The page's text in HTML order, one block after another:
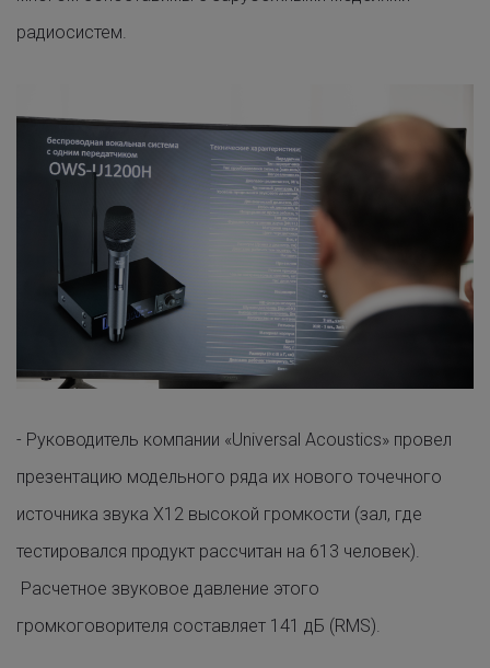
радиосистем.
- Руководитель компании «Universal Acoustics» провел
презентацию модельного ряда их нового точечного
источника звука X12 высокой громкости (зал, где
тестировался продукт рассчитан на 613 человек).
Расчетное звуковое давление этого
громкоговорителя составляет 141 дБ (RMS).